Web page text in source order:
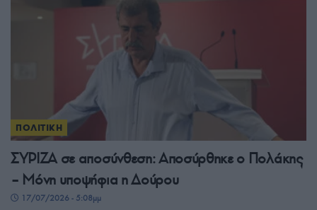
ΠΟΛΙΤΙΚΗ
ΣΥΡΙΖΑ σε αποσύνθεση: Αποσύρθηκε ο Πολάκης
– Μόνη υποψήφια η Δούρου
17/07/2026 - 5:08μμ